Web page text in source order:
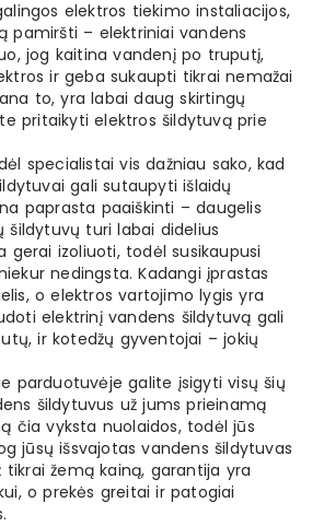
elektros tiekimo instaliacijos,
pamiršti – elektriniai vandens
jog kaitina vandenį po truputį,
ir geba sukaupti tikrai nemažai
to, yra labai daug skirtingų
pritaikyti elektros šildytuvą prie
specialistai vis dažniau sako, kad
gali sutaupyti išlaidų
paprasta paaiškinti – daugelis
šildytuvų turi labai didelius
gerai izoliuoti, todėl susikaupusi
nedingsta. Kadangi įprastas
o elektros vartojimo lygis yra
elektrinį vandens šildytuvą gali
ir kotedžų gyventojai – jokių
parduotuvėje galite įsigyti visų šių
šildytuvus už jums prieinamą
čia vyksta nuolaidos, todėl jūs
jūsų išsvajotas vandens šildytuvas
žemą kainą, garantija yra
o prekės greitai ir patogiai